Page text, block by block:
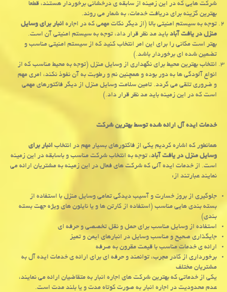
شرکت هایی که در این زمینه از سابقه ی درخشانی برخوردار هستند، قطعا
بهترین گزینه برای دریافت خدمات، به شمار می روند.
توجه به سیستم امنیتی بالا (از دیگر نکات مهمی که در اجارهانبار برای وسایل
منزل در یافت آبادباید مد نظر قرار داد، توجه به سیستم امنیتی آن است.
بهتر است مکانی را برای این امر انتخاب کنید که از سیستم امنیتی مناسب و
تضمین شده ای برخوردار باشد.)
انتخاب بهترین محیط برای نگهداری از وسایل منزل (توجه به محیط مناسب که از
انواع آلودگی ‌ها به دور بوده و همچنین نم و رطوبت به آن نفوذ نکند، امری مهم
و ضروری تلقی می ‌گردد. تامین سلامت وسایل منزل از دیگر فاکتورهای مهمی
است که در این زمینه باید مد نظر قرار داد.)
خدمات ایده ‌آل ارائه شده توسط بهترین شرکت
همانطور که اشاره کردیم یکی از فاکتورهای بسیار مهم در انتخابانبار برای
وسایل منزل در یافت آباد، توجه به انتخاب شرکت مناسب و باسابقه در این زمینه
است. از خدمات ایده آلی که شرکت های فعال در این زمینه به مشتریان ارائه می
نمایند عبارتند از:
جلوگیری از بروز خسارت و آسیب دیدگی تمامی وسایل منزل با استفاده از
بسته بندی هایی مناسب (استفاده از کارتن ها و یا نایلون های ویژه جهت بسته
بندی)
استفاده از وسایل مناسب برای حمل و نقل تخصصی و حرفه ای
جایگذاری صحیح و مناسب وسایل در انبارهای ایمن و تمیز
ارائه ی خدمات مناسب با قیمت مقرون به صرفه
برخورداری از کادر مجرب، توانمند و حرفه ای برای ارائه ی خدمات ایده آل به
مشتریان مختلف
یکی از خدماتی که بهترین شرکت های اجاره انبار به متقاضیان ارائه می نمایند،
عدم محدودیت در اجاره انبار به صورت کوتاه مدت و یا بلند مدت است.